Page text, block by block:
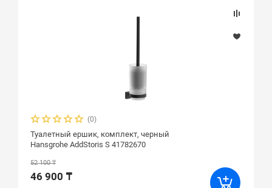
(0)
Туалетный ершик, комплект, черный
Hansgrohe AddStoris S 41782670
52 100 ₸
46 900 ₸